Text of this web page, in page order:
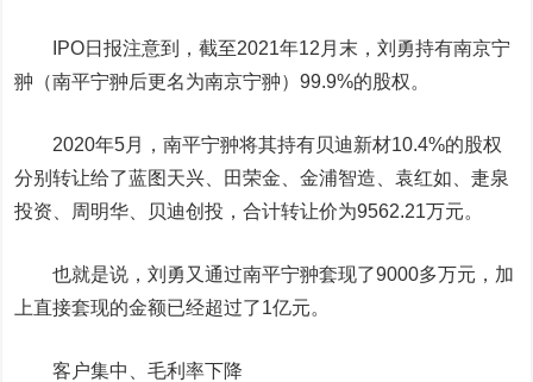
IPO日报注意到，截至2021年12月末，刘勇持有南京宁
翀（南平宁翀后更名为南京宁翀）99.9%的股权。
2020年5月，南平宁翀将其持有贝迪新材10.4%的股权
分别转让给了蓝图天兴、田荣金、金浦智造、袁红如、疌泉
投资、周明华、贝迪创投，合计转让价为9562.21万元。
也就是说，刘勇又通过南平宁翀套现了9000多万元，加
上直接套现的金额已经超过了1亿元。
客户集中、毛利率下降